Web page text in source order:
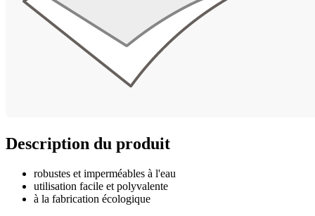
Description du produit
robustes et imperméables à l'eau
utilisation facile et polyvalente
à la fabrication écologique